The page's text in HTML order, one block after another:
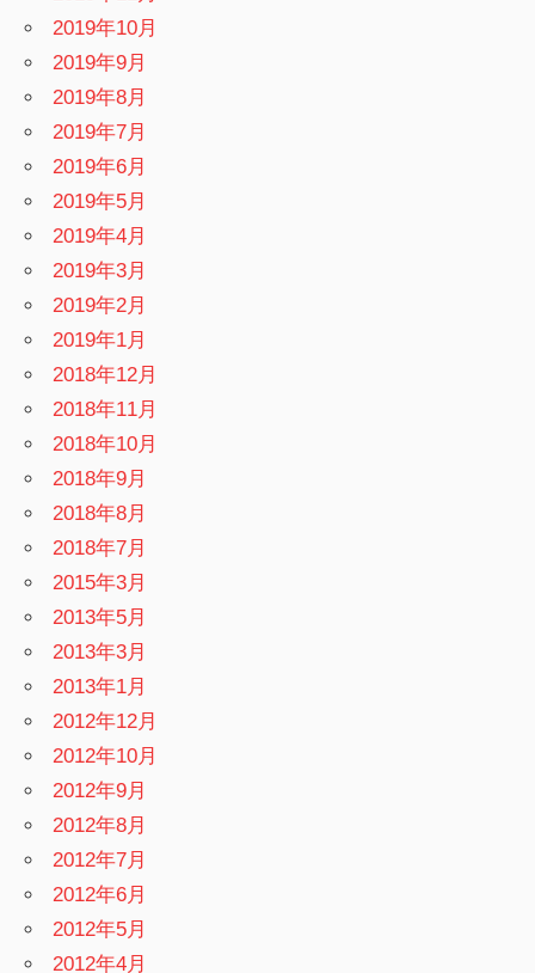
2019年10月
2019年9月
2019年8月
2019年7月
2019年6月
2019年5月
2019年4月
2019年3月
2019年2月
2019年1月
2018年12月
2018年11月
2018年10月
2018年9月
2018年8月
2018年7月
2015年3月
2013年5月
2013年3月
2013年1月
2012年12月
2012年10月
2012年9月
2012年8月
2012年7月
2012年6月
2012年5月
2012年4月